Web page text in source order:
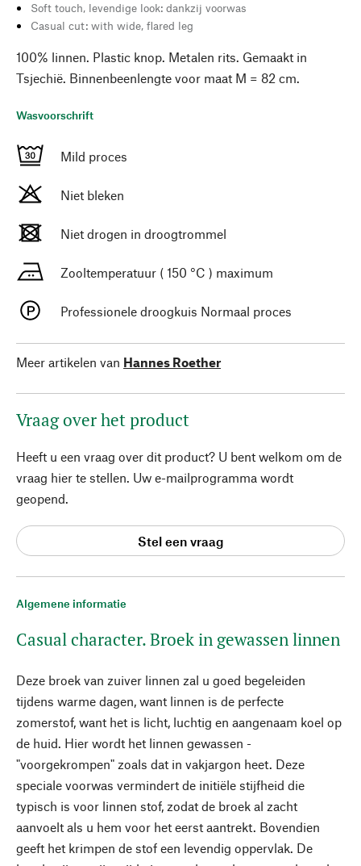
Algemene informatie
Casual character. Broek in gewassen linnen
Deze broek van zuiver linnen zal u goed begeleiden
tijdens warme dagen, want linnen is de perfecte
zomerstof, want het is licht, luchtig en aangenaam koel op
de huid. Hier wordt het linnen gewassen -
"voorgekrompen" zoals dat in vakjargon heet. Deze
speciale voorwas vermindert de initiële stijfheid die
typisch is voor linnen stof, zodat de broek al zacht
aanvoelt als u hem voor het eerst aantrekt. Bovendien
geeft het krimpen de stof een levendig oppervlak. De
Soft touch, levendige look: dankzij voorwas
Casual cut: with wide, flared leg
100% linnen. Plastic knop. Metalen rits. Gemaakt in
Tsjechië. Binnenbeenlengte voor maat M = 82 cm.
Wasvoorschrift
Mild proces
Niet bleken
Niet drogen in droogtrommel
Zooltemperatuur ( 150 °C ) maximum
Professionele droogkuis Normaal proces
Meer artikelen van Hannes Roether
Vraag over het product
Heeft u een vraag over dit product? U bent welkom om de
vraag hier te stellen. Uw e-mailprogramma wordt
geopend.
Stel een vraag